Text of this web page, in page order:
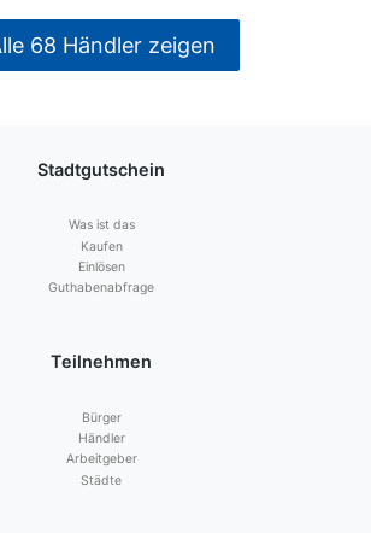
68 Händler zeigen
Stadtgutschein
Was ist das
Kaufen
Einlösen
Guthabenabfrage
Teilnehmen
Bürger
Händler
Arbeitgeber
Städte